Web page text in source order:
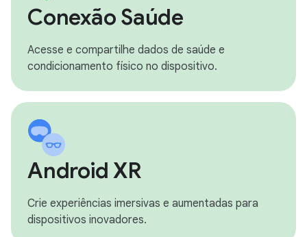
Conexão Saúde
Acesse e compartilhe dados de saúde e
condicionamento físico no dispositivo.
Android XR
Crie experiências imersivas e aumentadas para
dispositivos inovadores.